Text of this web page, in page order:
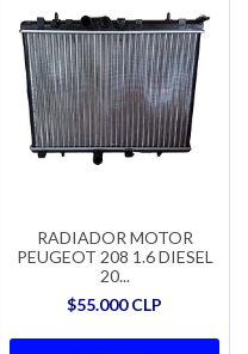
RADIADOR MOTOR
PEUGEOT 208 1.6 DIESEL
20...
$55.000 CLP